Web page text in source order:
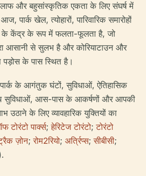
और बहुसांस्कृतिक एकता के लिए संघर्ष में
पार्क खेल, त्योहारों, पारिवारिक समारोहों
के केंद्र के रूप में फलता-फूलता है, जो
आसानी से सुलभ है और कोरियाटाउन और
के पास स्थित है।
पार्क के आगंतुक घंटों, सुविधाओं, ऐतिहासिक
सुविधाओं, आस-पास के आकर्षणों और आपकी
उठाने के लिए व्यावहारिक युक्तियों का
टोरंटो पार्क्स;हेरिटेज टोरंटो;टोरंटो
ज़ोन;रोम2रियो; अर्त्रिप्स;सीबीसी;